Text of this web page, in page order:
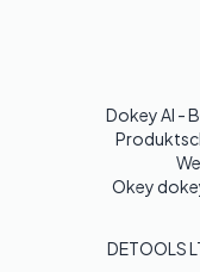
Dokey AI -
Okey
DETOOLS